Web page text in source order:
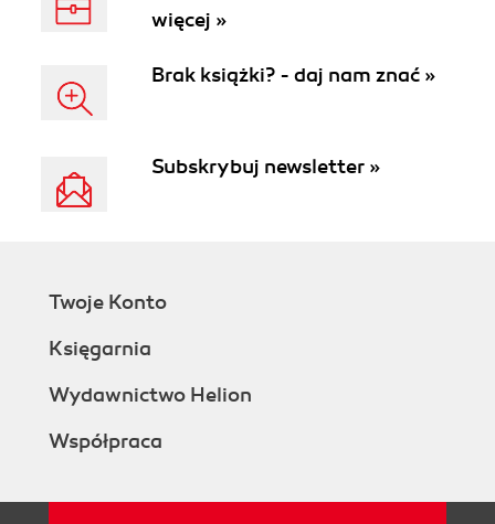
więcej »
Brak książki? - daj nam znać »
Subskrybuj newsletter »
Twoje Konto
Księgarnia
Wydawnictwo Helion
Współpraca